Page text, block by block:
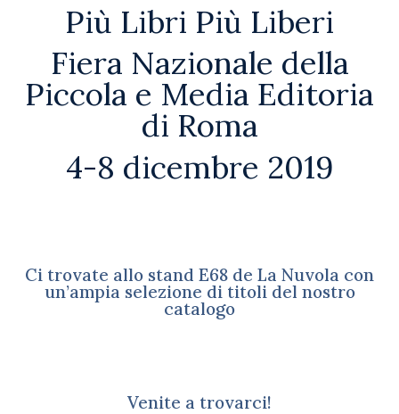
Più Libri Più Liberi
Fiera Nazionale della
Piccola e Media Editoria
di Roma
4-8 dicembre 2019
Ci trovate allo stand E68 de La Nuvola con
un’ampia selezione di titoli del nostro
catalogo
Venite a trovarci!